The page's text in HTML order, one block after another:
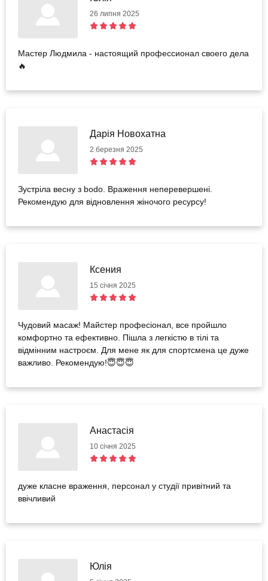
26 липня 2025
Мастер Людмила - настоящий профессионал своего дела
🔥
Дарія Новохатна
2 березня 2025
Зустріла весну з bodo. Враження неперевершені.
Рекомендую для відновлення жіночого ресурсу!
Ксения
15 січня 2025
Чудовий масаж! Майстер професіонал, все пройшло
комфортно та ефективно. Пішла з легкістю в тілі та
відмінним настроєм. Для мене як для спортсмена це дуже
важливо. Рекомендую!😇😇😇
Анастасія
10 січня 2025
дуже класне враження, персонал у студії привітний та
ввічливий
Юлія